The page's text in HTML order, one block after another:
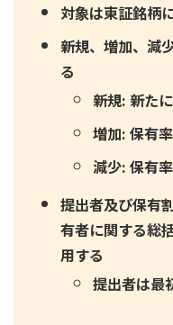
対象は東証銘柄
新規、増加、減
る
新規: 新た
増加: 保有
減少: 保有
提出者及び保有
有者に関する総
用する
提出者は最